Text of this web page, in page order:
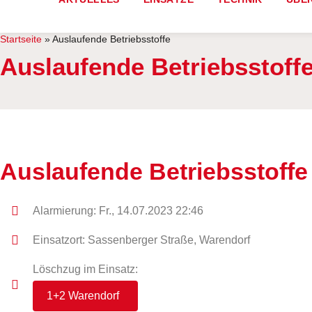
Startseite » Auslaufende Betriebsstoffe
Auslaufende
Auslaufende Betriebsstoffe
Alarmierung: Fr., 14.07.2023 22:46
Einsatzort: Sassenberger Straße, Warendorf
Löschzug im Einsatz:
1+2 Warendorf